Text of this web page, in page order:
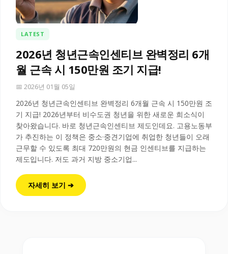
LATEST
2026년 청년근속인센티브 완벽정리 6개
월 근속 시 150만원 조기 지급!
📅 2026년 01월 05일
2026년 청년근속인센티브 완벽정리 6개월 근속 시 150만원 조
기 지급! 2026년부터 비수도권 청년을 위한 새로운 희소식이
찾아왔습니다. 바로 청년근속인센티브 제도인데요. 고용노동부
가 추진하는 이 정책은 중소·중견기업에 취업한 청년들이 오래
근무할 수 있도록 최대 720만원의 현금 인센티브를 지급하는
제도입니다. 저도 과거 지방 중소기업...
자세히 보기 ➔